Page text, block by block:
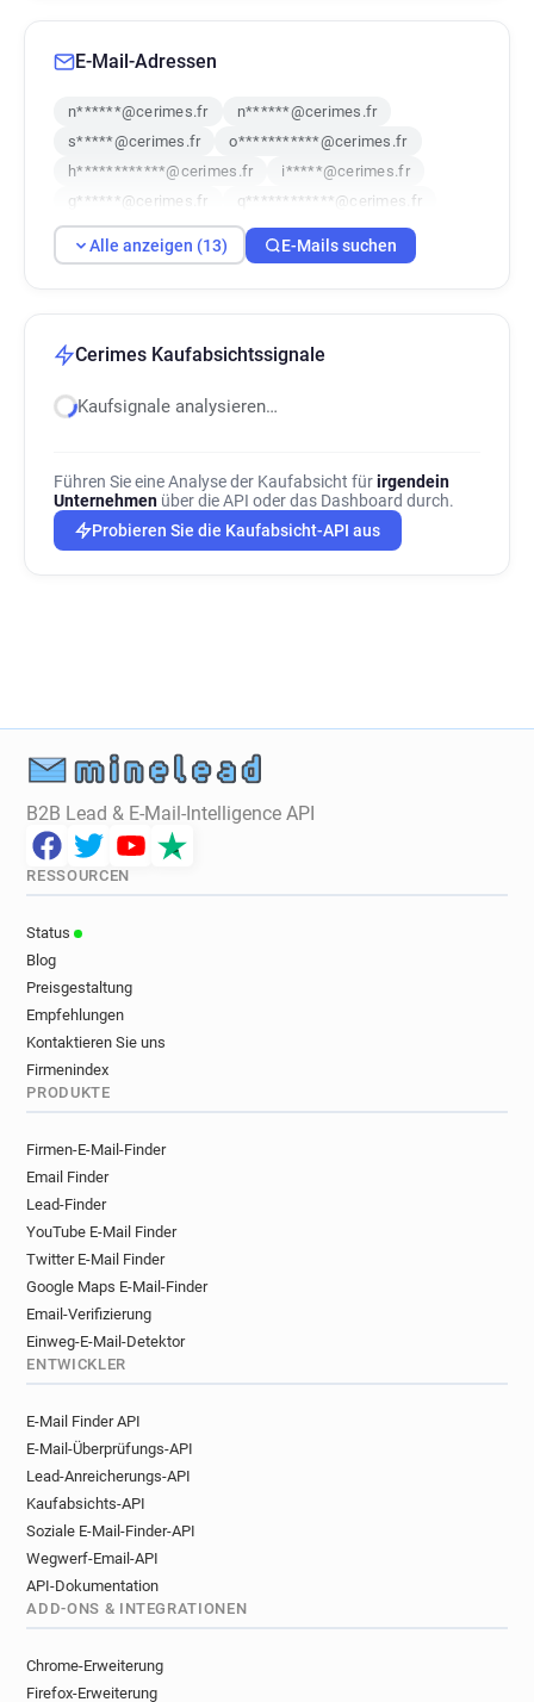
E-Mail-Adressen
n******@cerimes.fr
n******@cerimes.fr
s*****@cerimes.fr
o***********@cerimes.fr
h************@cerimes.fr
i*****@cerimes.fr
g******@cerimes.fr
q************@cerimes.fr
w***********@cerimes.fr
a********@cerimes.fr
o***********@cerimes.fr
g*******@cerimes.fr
Alle anzeigen (13) E-Mails suchen
Cerimes Kaufabsichtssignale
Kaufsignale analysieren…
Führen Sie eine Analyse der Kaufabsicht fürirgendein
Unternehmen über die API oder das Dashboard durch.
Probieren Sie die Kaufabsicht-API aus
B2B Lead & E-Mail-Intelligence API
RESSOURCEN
Status
Blog
Preisgestaltung
Empfehlungen
Kontaktieren Sie uns
Firmenindex
PRODUKTE
Firmen-E-Mail-Finder
Email Finder
Lead-Finder
YouTube E-Mail Finder
Twitter E-Mail Finder
Google Maps E-Mail-Finder
Email-Verifizierung
Einweg-E-Mail-Detektor
ENTWICKLER
E-Mail Finder API
E-Mail-Überprüfungs-API
Lead-Anreicherungs-API
Kaufabsichts-API
Soziale E-Mail-Finder-API
Wegwerf-Email-API
API-Dokumentation
ADD-ONS & INTEGRATIONEN
Chrome-Erweiterung
Firefox-Erweiterung